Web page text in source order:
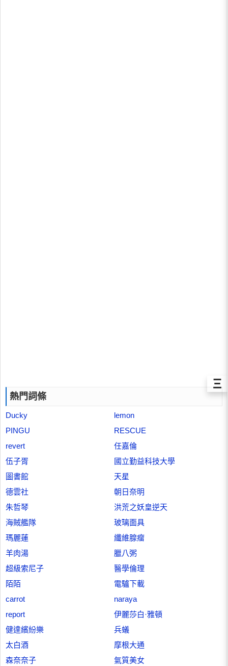
熱門詞條
Ducky
lemon
PINGU
RESCUE
revert
任嘉倫
伍子胥
國立勤益科技大學
圖書館
天星
德雲社
朝日奈明
朱哲琴
洪荒之妖皇逆天
海賊艦隊
玻璃面具
瑪麗蓮
纖維腺瘤
羊肉湯
臘八粥
超級索尼子
醫學倫理
陌陌
電驢下載
carrot
naraya
report
伊麗莎白·雅頓
健達繽紛樂
兵蟻
太白酒
摩根大通
森奈奈子
氣質美女
Ξ